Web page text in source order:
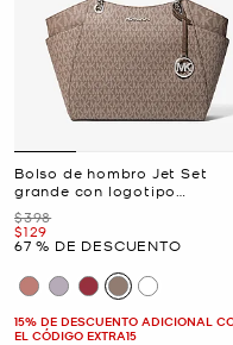
Bolso de hombro Jet Set
grande con logotipo
exclusivo
Era
$398
Ahora
$129
67 % DE DESCUENTO
15% DE DESCUENTO ADICIONAL
EL CÓDIGO EXTRA15